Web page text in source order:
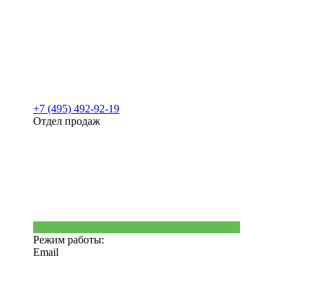
+7 (495) 492-92-19
Отдел продаж
Режим работы:
Email